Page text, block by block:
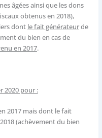
âgées ainsi que les dons
obtenus en 2018),
dont le fait générateurde
du bien en cas de
en 2017.
2020 pour :
2017 mais dont le fait
(achèvement du bien